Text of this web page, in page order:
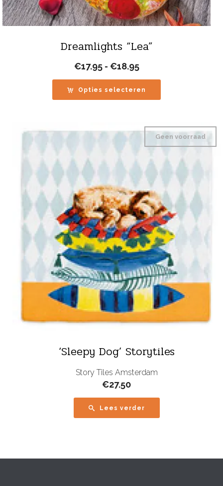
Dreamlights “Lea”
€17.95 - €18.95Prijsklasse:
tot
€18.95
Opties selecteren
‘Sleepy Dog’ Storytiles
Geen voorraad
Story Tiles Amsterdam
€27.50
Lees verder